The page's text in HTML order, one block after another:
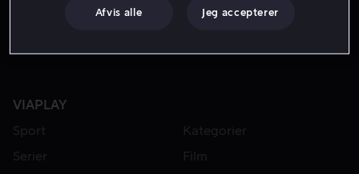
VIAPLAY
Sport
Kategorier
Serier
Film
Afvis alle Jeg accepterer